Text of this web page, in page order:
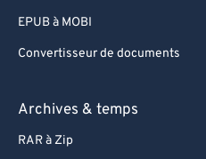
EPUB à MOBI
Convertisseur de documents
Archives & temps
RAR à Zip